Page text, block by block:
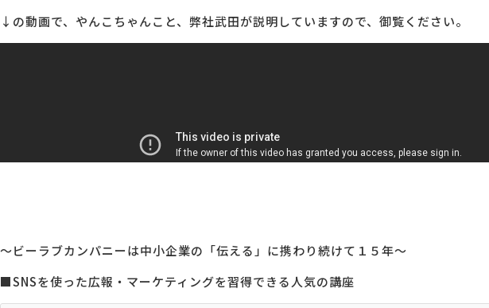
↓の動画で、やんこちゃんこと、弊社武田が説明していますので、御覧ください。
～ビーラブカンパニーは中小企業の「伝える」に携わり続けて１５年～
■SNSを使った広報・マーケティングを習得できる人気の講座